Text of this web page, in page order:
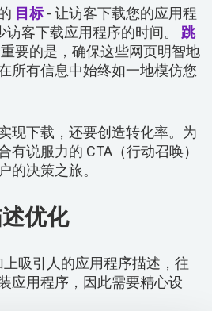
目标- 让访客下载您的应用程
客下载应用程序的时间。 跳
要的是，确保这些网页明智地
所有信息中始终如一地模仿您
现下载，还要创造转化率。为
有说服力的 CTA（行动召唤）
的决策之旅。
优化
上吸引人的应用程序描述，往
应用程序，因此需要精心设